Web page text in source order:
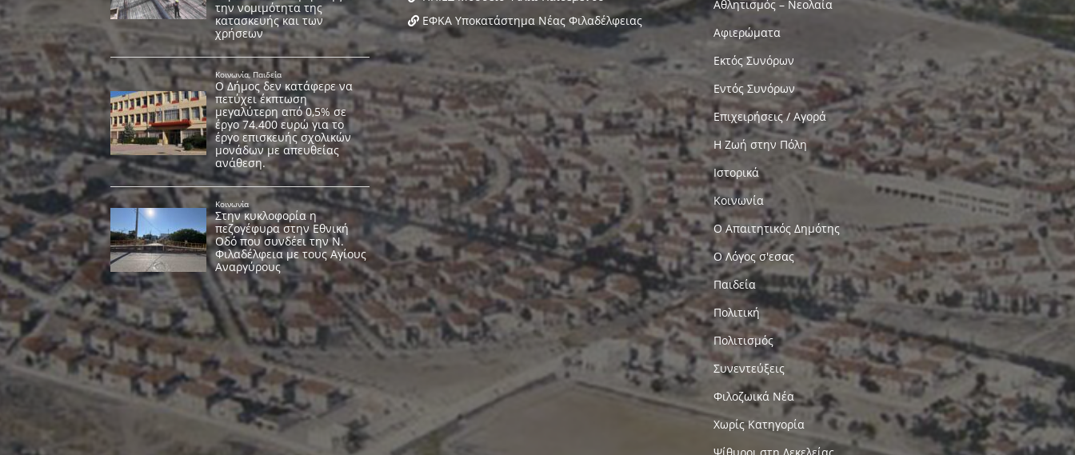
ΕΦΚΑ Υποκατάστημα Νέας Φιλαδέλφειας
Αθλητισμός – Νεολαία
Αφιερώματα
Εκτός Συνόρων
Εντός Συνόρων
Επιχειρήσεις / Αγορά
Η Ζωή στην Πόλη
Ιστορικά
Κοινωνία
Ο Απαιτητικός Δημότης
Ο Λόγος σ'εσας
Παιδεία
Πολιτική
Πολιτισμός
Συνεντεύξεις
Φιλοζωικά Νέα
Χωρίς Κατηγορία